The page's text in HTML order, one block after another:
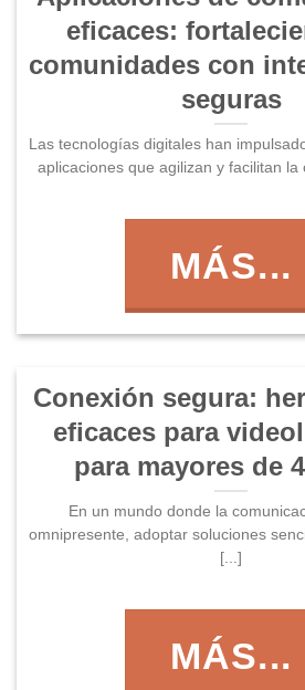
eficaces:
comunidades con
seguras
Las tecnologías digitales han
aplicaciones que agilizan y facilitan la
MÁS...
Conexión segura:
eficaces para
para mayores de
En un mundo donde la
omnipresente, adoptar soluciones
[...]
MÁS...